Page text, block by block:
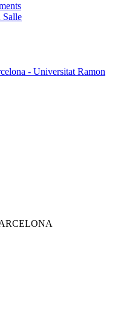
- Universitat Ramon